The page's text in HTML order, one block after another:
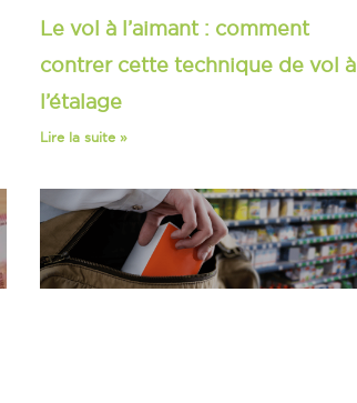
Le vol à l’aimant : comment
contrer cette technique de vol à
l’étalage​
Lire la suite »